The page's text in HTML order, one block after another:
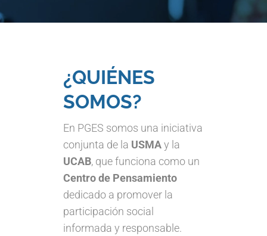
¿QUIÉNES
SOMOS?
En PGES somos una iniciativa
conjunta de la USMAy la
UCAB, que funciona como un
Centro de Pensamiento
dedicado a promover la
participación social
informada y responsable.